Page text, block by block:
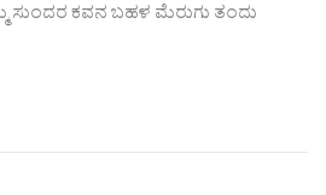
ಸುಂದರ ಕವನ ಬಹಳ ಮೆರುಗು ತಂದು